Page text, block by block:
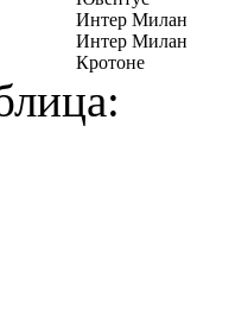
Интер Милан
Интер Милан
Кротоне